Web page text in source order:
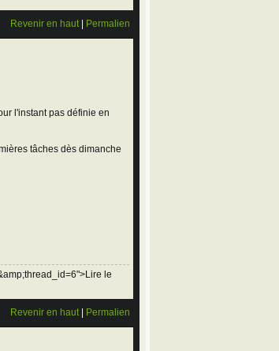
Revenir en haut| Permalien
l'instant pas définie en
tâches dès dimanche
le
Revenir en haut| Permalien